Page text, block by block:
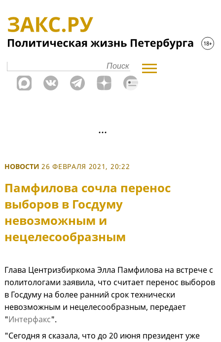
НОВОСТИ 26 ФЕВРАЛЯ 2021, 20:22
Памфилова сочла перенос
выборов в Госдуму
невозможным и
нецелесообразным
Глава Центризбиркома Элла Памфилова на встрече с
политологами заявила, что считает перенос выборов
в Госдуму на более ранний срок технически
невозможным и нецелесообразным, передает
"Интерфакс".
"Сегодня я сказала, что до 20 июня президент уже